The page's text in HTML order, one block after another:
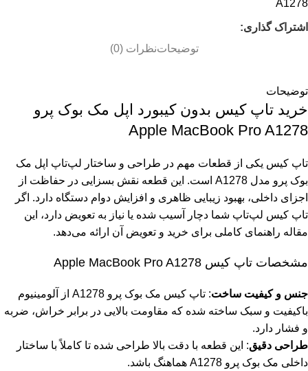
A1278
اشتراک گذاری:
توضیحاتنظرات (0)
توضیحات
خرید تاپ کیس بدون کیبورد اپل مک بوک پرو
Apple MacBook Pro A1278
تاپ کیس یکی از قطعات مهم در طراحی و ساختار لپ‌تاپ اپل مک
بوک پرو مدل A1278 است. این قطعه نقش بسزایی در حفاظت از
اجزای داخلی، بهبود زیبایی ظاهری و افزایش دوام دستگاه دارد. اگر
تاپ کیس لپ‌تاپ شما دچار آسیب شده یا نیاز به تعویض دارد، این
مقاله راهنمای کاملی برای خرید و تعویض آن ارائه می‌دهد.
مشخصات تاپ کیس Apple MacBook Pro A1278
جنس و کیفیت ساخت
: تاپ کیس مک بوک پرو A1278 از آلومینیوم
باکیفیت و سبک ساخته شده که مقاومت بالایی در برابر خراش، ضربه
و فشار دارد.
طراحی دقیق: این قطعه با دقت بالا طراحی شده تا کاملاً با ساختار
داخلی مک بوک پرو A1278 هماهنگ باشد.